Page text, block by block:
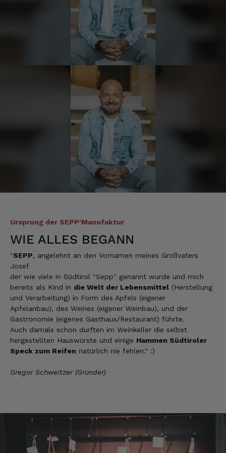
Ursprung der SEPP'Manufaktur
WIE ALLES BEGANN
"SEPP, angelehnt an den Vornamen meines Großvaters
Josef
der wie viele in Südtirol "Sepp" genannt wurde und mich
bereits als Kind in die Welt der Lebensmittel (Herstellung
und Verarbeitung) in Form des Apfels (eigener
Apfelanbau), des Weines (eigener Weinbau), und der
Gastronomie (eigenes Gasthaus/Restaurant) führte.
Auch damals schon durften im Weinkeller die selbst
hergestellten Hauswürste und einige Hammen Südtiroler
Speck zum Reifen natürlich nie fehlen." :)
Gregor Schweitzer (Gründer)
Verifizierter Kunde
Seit ich SEPP-Manufaktur kenne, bestelle ich
nur noch da. Große Auswahl, für jeden ist
was dabei. Für mich passt die Preis-Leistung
ebenso. Ich bleib dabei.
Verifizierter Kunde
Schnelle Lieferung.Sehr zufrieden.Danke.
Verifizierter Kunde
Lecker Probierpaket, schnelle Lieferung. Top
Kerstin
Verifizierter Kunde
Die Produkte finde ich immer wieder sehr
7.8.2026
Anonym
Verifizierter Kunde
Der Schinken ist unser Favorit. Einfach
köstlich und ruckzuck aufgegessen!!!!!!!
Deshalb haben wir einen Vorrat angelegt.
1 A Qualität, preiswert und schnell. Gern
7.8.2026